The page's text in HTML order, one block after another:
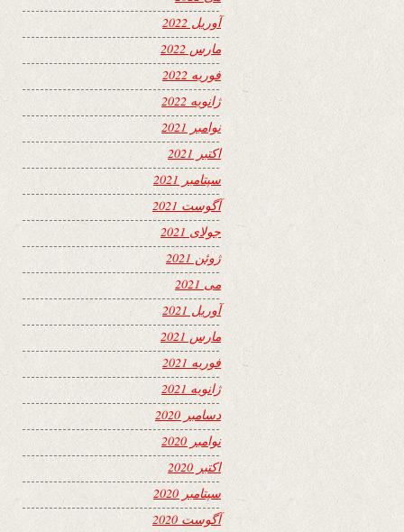
آوریل 2022
مارس 2022
فوریه 2022
ژانویه 2022
نوامبر 2021
اکتبر 2021
سپتامبر 2021
آگوست 2021
جولای 2021
ژوئن 2021
می 2021
آوریل 2021
مارس 2021
فوریه 2021
ژانویه 2021
دسامبر 2020
نوامبر 2020
اکتبر 2020
سپتامبر 2020
آگوست 2020